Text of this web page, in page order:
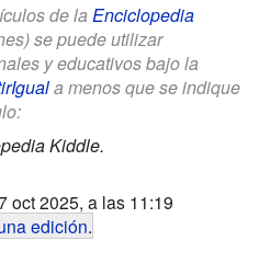
de la Enciclopedia
se puede utilizar
y educativos bajo la
a menos que se indique
Kiddle.
oct 2025, a las 11:19
edición.